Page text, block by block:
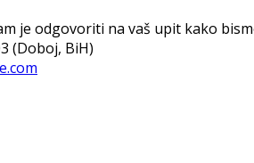
je odgovoriti na vaš upit kako
(Doboj, BiH)